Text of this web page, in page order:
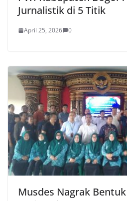
Jurnalistik di 5 Titik
April 25, 2026 0
Musdes Nagrak